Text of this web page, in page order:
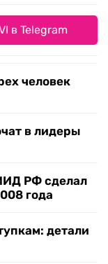
в Telegram
человек
в лидеры
РФ сделал
года
детали